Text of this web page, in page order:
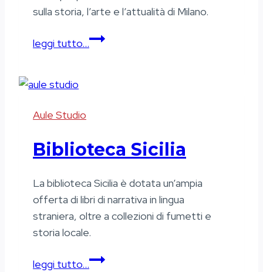
sulla storia, l’arte e l’attualità di Milano.
leggi tutto…Biblioteca
Aule Studio
Biblioteca Sicilia
La biblioteca Sicilia è dotata un’ampia
offerta di libri di narrativa in lingua
straniera, oltre a collezioni di fumetti e
storia locale.
leggi tutto…Biblioteca